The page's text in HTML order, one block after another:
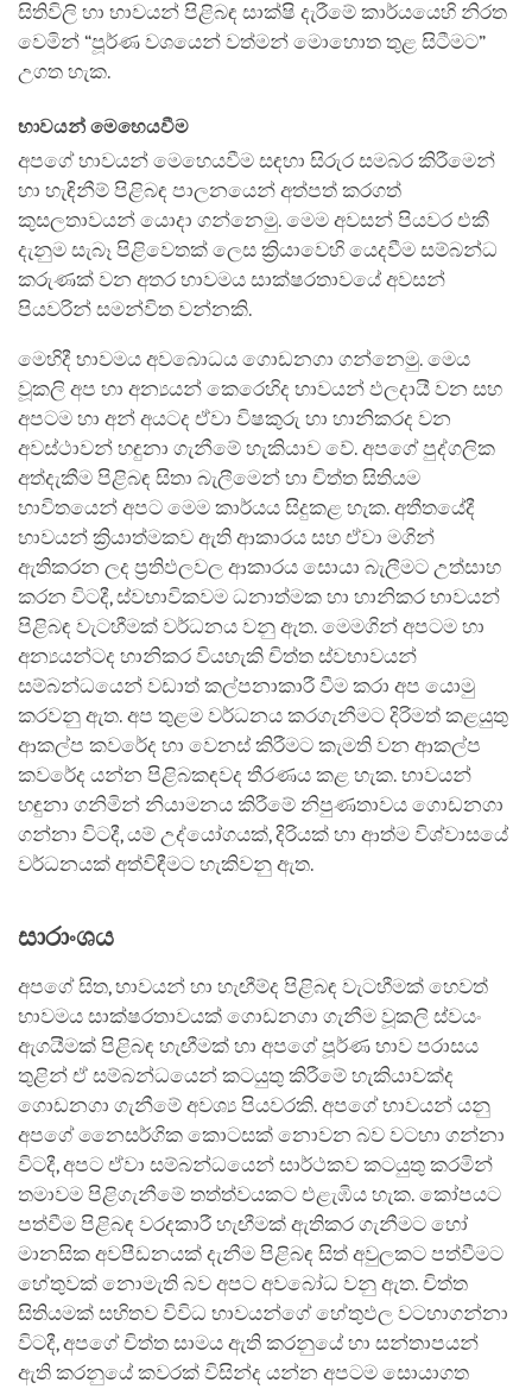
සිතිවිලි හා භාවයන් පිළිබඳ සාක්ෂි දැරීමේ කාර්යයෙහි නිරත
වෙමින් “පූර්ණ වශයෙන් වත්මන් මොහොත තුළ සිටීමට”
උගත හැක.
භාවයන් මෙහෙයවීම
අපගේ භාවයන් මෙහෙයවීම සඳහා සිරුර සමබර කිරීමෙන්
හා හැඳිනීම් පිළිබඳ පාලනයෙන් අත්පත් කරගත්
කුසලතාවයන් යොදා ගන්නෙමු. මෙම අවසන් පියවර එකී
දැනුම සැබෑ පිළිවෙතක් ලෙස ක්‍රියාවෙහි යෙදවීම සම්බන්ධ
කරුණක් වන අතර භාවමය සාක්ෂරතාවයේ අවසන්
පියවරින් සමන්විත වන්නකි.
මෙහිදී භාවමය අවබොධය ගොඩනගා ගන්නෙමු. මෙය
වූකලි අප හා අන්‍යයන් කෙරෙහිද භාවයන් ඵලදායී වන සහ
අපටම හා අන් අයටද ඒවා විෂකුරු හා හානිකරද වන
අවස්ථාවන් හඳුනා ගැනීමේ හැකියාව වේ. අපගේ පුද්ගලික
අත්දැකීම පිළිබ‍ඳ සිතා බැලීමෙන් හා චිත්ත සිතියම
භාවිතයෙන් අපට මෙම කාර්යය සිදුකළ හැක. අතීතයේදී
භාවයන් ක්‍රියාත්මකව ඇති ආකාරය සහ ඒවා මගින්
ඇතිකරන ලද ප්‍රතිඵලවල ආකාරය සොයා බැලීමට උත්සාහ
කරන විටදී, ස්වභාවිකවම ධනාත්මක හා හානිකර භාවයන්
පිළිබ‍ඳ වැටහීමක් වර්ධනය වනු ඇත. මෙමගින් අපටම හා
අන්‍යයන්ටද හානිකර වියහැකි චිත්ත ස්වභාවයන්
සම්බන්ධයෙන් වඩාත් කල්පනාකාරී වීම කරා අප යොමු
කරවනු ඇත. අප තුළම වර්ධනය කරගැනීමට දිරිමත් කළයුතු
ආකල්ප කවරේද හා වෙනස් කිරීමට කැමති වන ආකල්ප
කවරේද යන්න පිළිබකඳවද තීරණය කළ හැක. භාවයන්
හඳුනා ගනිමින් නියාමනය කිරීමේ නිපුණතාවය ගොඩනගා
ගන්නා විටදී, යම් උද්යෝගයක්, දිරියක් හා ආත්ම විශ්වාසයේ
වර්ධනයක් අත්විඳීමට හැකිවනු ඇත.
සාරාංශය
අපගේ සිත, භාවයන් හා හැඟීම්ද පිළිබඳ වැටහීමක් හෙවත්
භාවමය සාක්ෂරතාවයක් ගොඩනගා ගැනීම වූකලි ස්වයං
ඇගයීමක් පිළිබඳ හැඟීමක් හා අපගේ පූර්ණ භාව පරාසය
තුළින් ඒ සම්බන්ධයෙන් කටයුතු කිරීමේ හැකියාවක්ද
ගොඩනගා ගැනීමේ අවශ්‍ය පියවරකි. අපගේ භාවයන් යනු
අපගේ නෛසර්ගික කොටසක් නොවන බව වටහා ගන්නා
විටදී, අපට ඒවා සම්බන්ධයෙන් සාර්ථකව කටයුතු කරමින්
තමාවම පිළිගැනීමේ තත්ත්වයකට එළැඹිය හැක. කෝපයට
පත්වීම පිළිබඳ වරදකාරී හැඟීමක් ඇතිකර ගැනීමට හෝ
මානසික අවපීඩනයක් දැනීම පිළිබඳ සිත් අවුලකට පත්වීමට
හේතුවක් නොමැති බව අපට අවබෝධ වනු ඇත. චිත්ත
සිතියමක් සහිතව විවිධ භාවයන්ගේ හේතුඵල වටහාගන්නා
විටදී, අපගේ චිත්ත සාමය ඇති කරනුයේ හා සන්තාපයන්
ඇති කරනුයේ කවරක් විසින්ද යන්න අපටම සොයාගත